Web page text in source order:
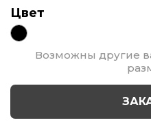
Цвет
Возможны другие